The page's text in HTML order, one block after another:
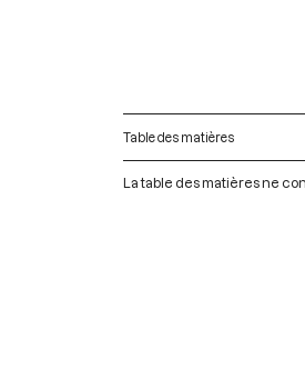
Table des matières
La table des matières ne